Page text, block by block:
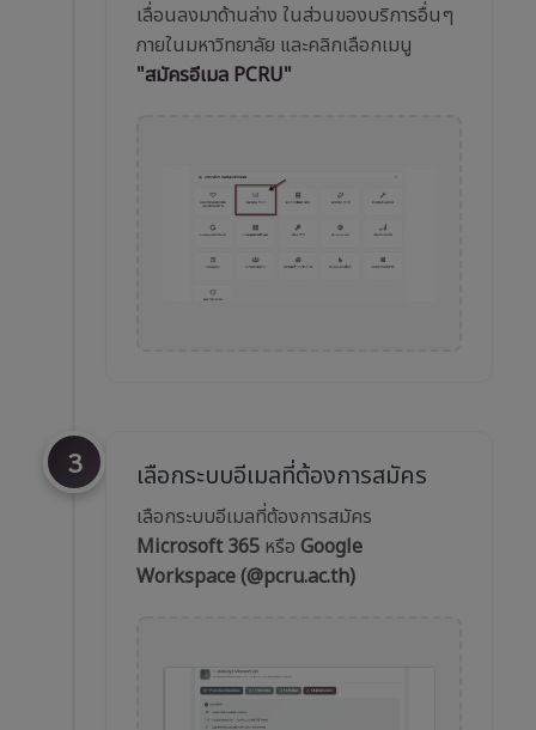
เลื่อนลงมาด้านล่าง ในส่วนของบริการอื่นๆ
ภายในมหาวิทยาลัย และคลิกเลือกเมนู
"สมัครอีเมล PCRU"
3 เลือกระบบอีเมลที่ต้องการสมัคร
เลือกระบบอีเมลที่ต้องการสมัคร
Microsoft 365หรือ Google
Workspace (@pcru.ac.th)